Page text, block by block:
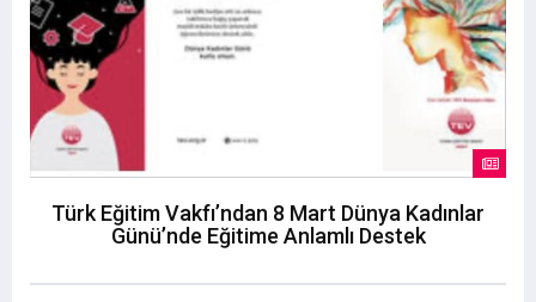
Türk Eğitim Vakfı’ndan 8 Mart Dünya Kadınlar
Günü’nde Eğitime Anlamlı Destek